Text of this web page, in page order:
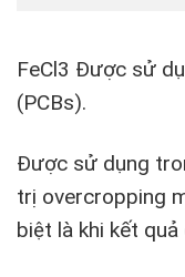
FeCl3 Được sử
(PCBs).
Được sử dụng
trị overcropping
biệt là khi kết